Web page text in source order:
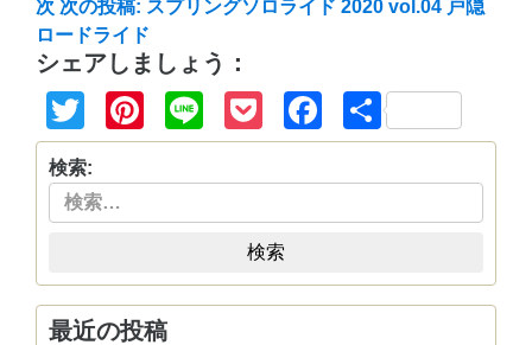
次 次の投稿: スプリングソロライド 2020 vol.04 戸隠
ロードライド
シェアしましょう：
TwitterPinterest
Line PocketFacebook
共
有
検索:
検索
最近の投稿